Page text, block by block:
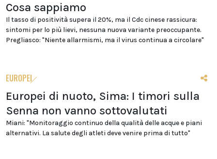
Cosa sappiamo
Il tasso di positività supera il 20%, ma il Cdc cinese rassicura:
sintomi per lo più lievi, nessuna nuova variante preoccupante.
Pregliasco: "Niente allarmismi, ma il virus continua a circolare"
EUROPEI
Europei di nuoto, Sima: I timori sulla
Senna non vanno sottovalutati
Miani: "Monitoraggio continuo della qualità delle acque e piani
alternativi. La salute degli atleti deve venire prima di tutto"